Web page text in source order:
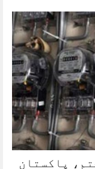
ختم، پاکستان